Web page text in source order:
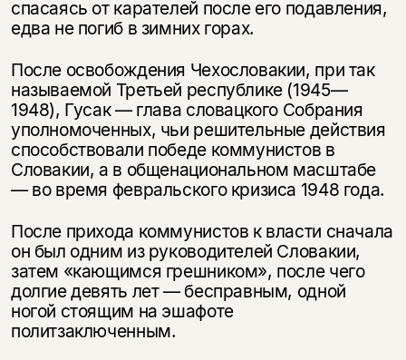
спасаясь от карателей после его подавления,
едва не погиб в зимних горах.
После освобождения Чехословакии, при так
называемой Третьей республике (1945—
1948), Гусак — глава словацкого Собрания
уполномоченных, чьи решительные действия
способствовали победе коммунистов в
Словакии, а в общенациональном масштабе
— во время февральского кризиса 1948 года.
После прихода коммунистов к власти сначала
он был одним из руководителей Словакии,
затем «кающимся грешником», после чего
долгие девять лет — бесправным, одной
ногой стоящим на эшафоте
политзаключенным.